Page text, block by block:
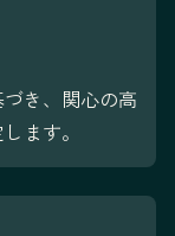
き、関心の高
ます。